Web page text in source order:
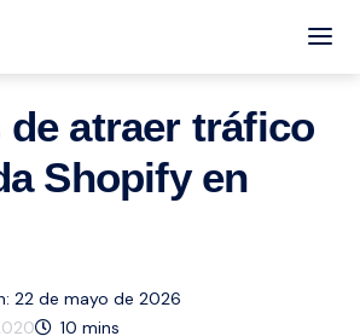
Central
atraer tráfico
Shopify en
22 de mayo de 2026
10 mins